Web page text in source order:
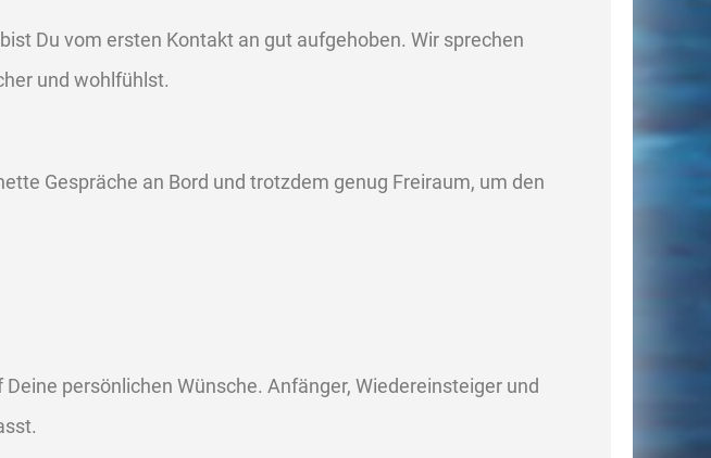
Du vom ersten Kontakt an gut aufgehoben. Wir sprechen
und wohlfühlst.
Gespräche an Bord und trotzdem genug Freiraum, um den
persönlichen Wünsche. Anfänger, Wiedereinsteiger und